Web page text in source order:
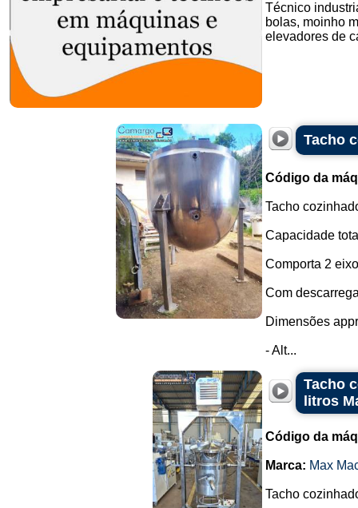
Técnico
bolas, moinho
elevadores de
Tacho
Código da
Tacho
Capacidade
Comporta 2
Com
Dimensões
- Alt...
Tacho
litros
Código da
Marca: Max
Tacho